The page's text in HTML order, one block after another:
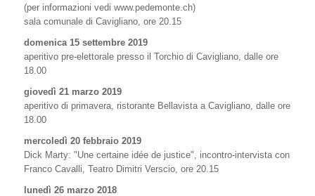
(per informazioni vedi www.pedemonte.ch)
sala comunale di Cavigliano, ore 20.15
domenica 15 settembre 2019
aperitivo pre-elettorale presso il Torchio di Cavigliano, dalle ore
18.00
giovedì 21 marzo 2019
aperitivo di primavera, ristorante Bellavista a Cavigliano, dalle ore
18.00
mercoledì 20 febbraio 2019
Dick Marty: "Une certaine idée de justice", incontro-intervista con
Franco Cavalli, Teatro Dimitri Verscio, ore 20.15
lunedì 26 marzo 2018